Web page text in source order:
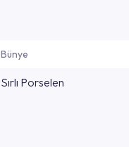
Bünye
Sırlı Porselen